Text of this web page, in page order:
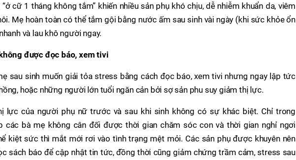
“ở cữ 1 tháng không tắm” khiến nhiều sản phụ khó chịu, dễ nhiễm khuẩn da, viêm
Mẹ hoàn toàn có thể tắm gội bằng nước ấm sau sinh vài ngày (khi sức khỏe ổn
và lau khô người ngay.
được đọc báo, xem tivi
sau sinh muốn giải tỏa stress bằng cách đọc báo, xem tivi nhưng ngay lập tức
hoặc những người lớn tuổi ngăn cản bởi sợ sản phu suy giảm thị lực.
lực của người phụ nữ trước và sau khi sinh không có sự khác biệt. Chỉ trong
các bà mẹ không cân đối được thời gian chăm sóc con và thời gian nghỉ ngơi
kiệt sức thì mắt mới rơi vào tình trạng mệt mỏi. Các sản phụ được khuyên nên
sách báo để cập nhật tin tức, đồng thời cũng giảm chứng trầm cảm, stress sau